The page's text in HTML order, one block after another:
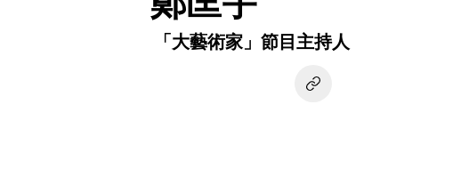
「大藝術家」節目主持人